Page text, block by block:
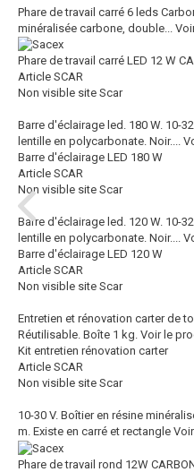
Phare de travail carré 6 leds
minéralisée carbone, double...
Phare de travail carré LED 12 W
Article SCAR
Non visible site Scar
Barre d'éclairage led. 180 W. 10-
lentille en polycarbonate. Noir....
Barre d'éclairage LED 180 W
Article SCAR
Non visible site Scar
Barre d'éclairage led. 120 W. 10-
lentille en polycarbonate. Noir....
Barre d'éclairage LED 120 W
Article SCAR
Non visible site Scar
Entretien et rénovation carter de
Réutilisable. Boîte 1 kg. Voir le
Kit entretien rénovation carter
Article SCAR
Non visible site Scar
10-30 V. Boîtier en résine
m. Existe en carré et rectangle
Phare de travail rond 12W